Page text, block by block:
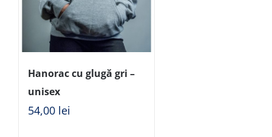
Hanorac cu glugă gri –
unisex
54,00 lei